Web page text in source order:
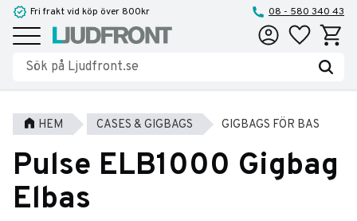
Meny
Fri frakt vid köp över 800kr 08 - 580 340 43
Favoriter
HEM CASES & GIGBAGS GIGBAGS FÖR BAS
Pulse ELB1000 Gigbag
Elbas